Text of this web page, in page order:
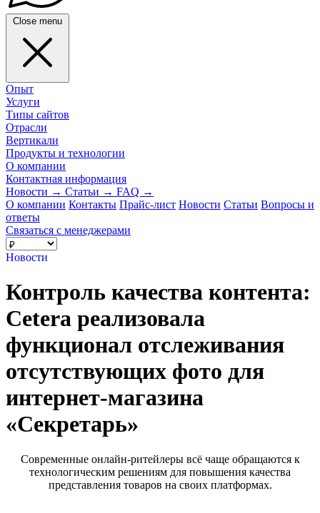
Close menu
Опыт
Услуги
Типы сайтов
Отрасли
Вертикали
Продукты и технологии
О компании
Контактная информация
Новости → Статьи → FAQ →
О компании Контакты Прайс-лист Новости Статьи Вопросы и
ответы
Связаться с менеджерами
Новости
Контроль качества контента:
Cetera реализовала
функционал отслеживания
отсутствующих фото для
интернет-магазина
«Секретарь»
Современные онлайн-ритейлеры всё чаще обращаются к
технологическим решениям для повышения качества
представления товаров на своих платформах.